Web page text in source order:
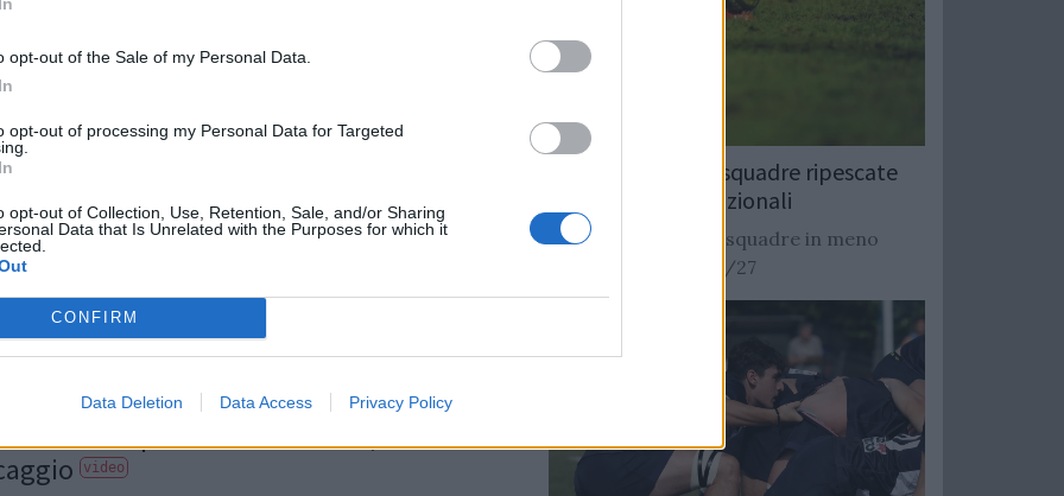
opt-out of the Sale of my Personal Data.
opt-out of processing my Personal Data for Targeted
opt-out of Collection, Use, Retention, Sale, and/or Sharing
Data that Is Unrelated with the Purposes for which it
CONFIRM
Data Deletion Data Access Privacy Policy
il Mondiale 2027: Sorteggio e nuova
a 24 squadre permetterà all'Italia di superare per
la fase a gironi
video
Rugby: Record di squadre ripescate
nei campionati nazionali
Si stimano oltre 20 squadre in meno
dalla stagione 2026/27